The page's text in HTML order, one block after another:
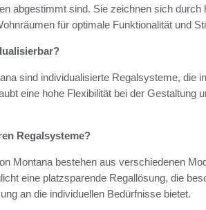
abgestimmt sind. Sie zeichnen sich
für optimale Funktionalität und
sind individualisierte Regalsysteme, die
eine hohe Flexibilität bei der Gestaltung
Regalsysteme?
Montana bestehen aus verschiedenen
eine platzsparende Regallösung, die
an die individuellen Bedürfnisse bietet.